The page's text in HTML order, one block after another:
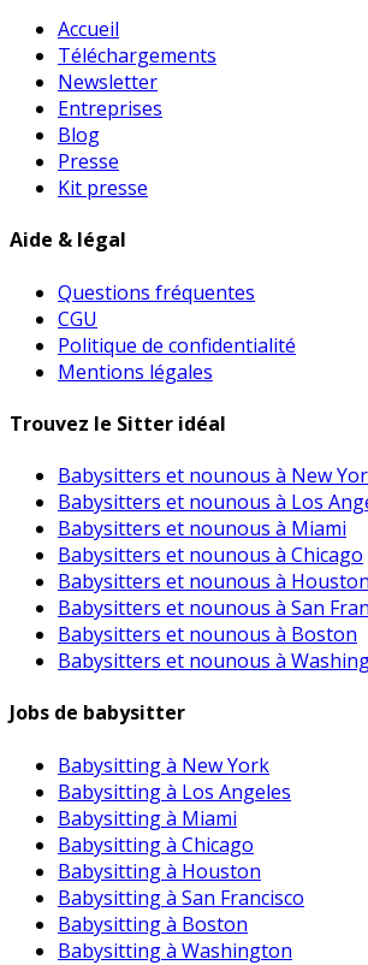
Accueil
Téléchargements
Newsletter
Entreprises
Blog
Presse
Kit presse
Aide & légal
Questions fréquentes
CGU
Politique de confidentialité
Mentions légales
Trouvez le Sitter idéal
Babysitters et nounous à New
Babysitters et nounous à Los
Babysitters et nounous à Miami
Babysitters et nounous à Chicago
Babysitters et nounous à Houston
Babysitters et nounous à San
Babysitters et nounous à Boston
Babysitters et nounous à
Jobs de babysitter
Babysitting à New York
Babysitting à Los Angeles
Babysitting à Miami
Babysitting à Chicago
Babysitting à Houston
Babysitting à San Francisco
Babysitting à Boston
Babysitting à Washington